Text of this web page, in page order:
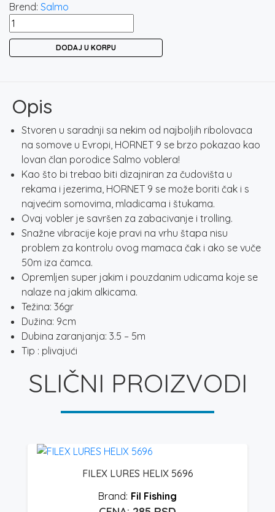
Brend: Salmo
SALMO
HORNET
količina
DODAJ U KORPU
Opis
Stvoren u saradnji sa nekim od najboljih ribolovaca
na somove u Evropi, HORNET 9 se brzo pokazao kao
lovan član porodice Salmo voblera!
Kao što bi trebao biti dizajniran za čudovišta u
rekama i jezerima, HORNET 9 se može boriti čak i s
najvećim somovima, mladicama i štukama.
Ovaj vobler je savršen za zabacivanje i trolling.
Snažne vibracije koje pravi na vrhu štapa nisu
problem za kontrolu ovog mamaca čak i ako se vuče
50m iza čamca.
Opremljen super jakim i pouzdanim udicama koje se
nalaze na jakim alkicama.
Težina: 36gr
Dužina: 9cm
Dubina zaranjanja: 3.5 – 5m
Tip : plivajući
SLIČNI PROIZVODI
FILEX LURES HELIX 5696
Fil Fishing